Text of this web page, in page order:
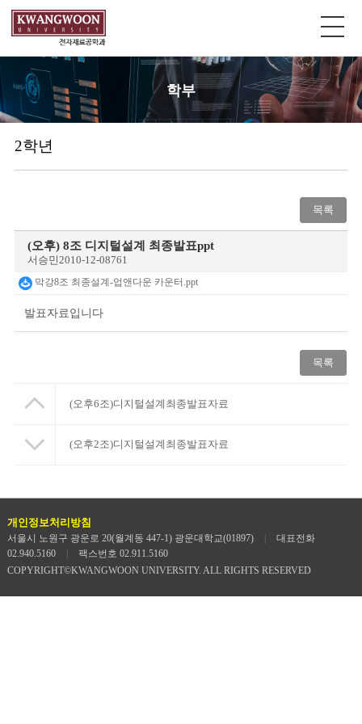
학부
2학년
목록
(오후) 8조 디지털설계 최종발표ppt
서승민2010-12-08761
막강8조 최종설계-업앤다운 카운터.ppt
발표자료입니다
목록
(오후6조)디지털설계최종발표자료
(오후2조)디지털설계최종발표자료
개인정보처리방침
서울시 노원구 광운로 20(월계동 447-1) 광운대학교(01897)
대표전화
02.940.5160
팩스번호 02.911.5160
COPYRIGHT©KWANGWOON UNIVERSITY. ALL RIGHTS RESERVED